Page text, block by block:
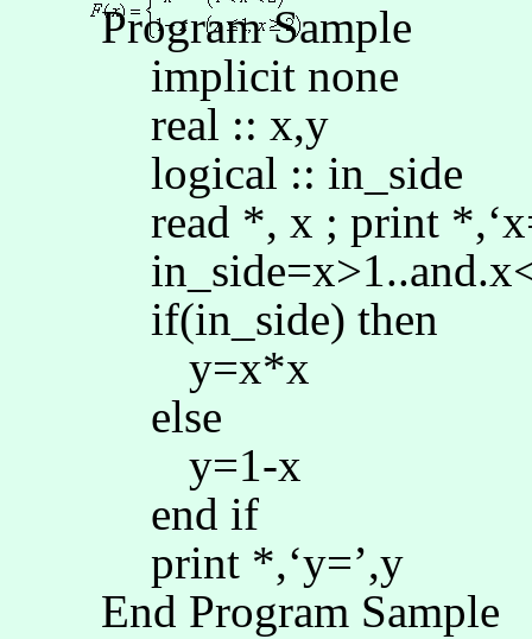
Program Sample
implicitnone
real :: x,y
logical :: in_side
read *, x ; print *,‘
in_side=x>1..and.x
if(in_side) then
y=x*x
else
y=1-x
end if
print *,‘y=’,y
End Program Sample